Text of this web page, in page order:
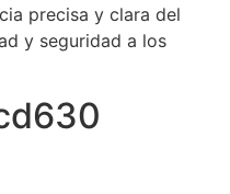
precisa y clara del
y seguridad a los